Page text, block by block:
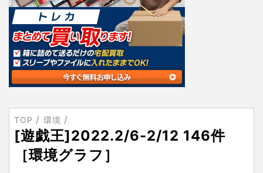
TOP 環境
[遊戯王]2022.2/6-2/12 146件
［環境グラフ］